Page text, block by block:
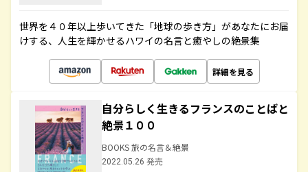
世界を４０年以上歩いてきた「地球の歩き方」があなたにお届
けする、人生を輝かせるハワイの名言と癒やしの絶景集
詳細を見る
自分らしく生きるフランスのことばと
絶景１００
BOOKS 旅の名言＆絶景
2022.05.26 発売